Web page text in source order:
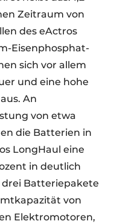
Zeitraum von
des eActros
Eisenphosphat-
sich vor allem
und eine hohe
An
von etwa
die Batterien in
LongHaul eine
in deutlich
drei Batteriepakete
von
Elektromotoren,